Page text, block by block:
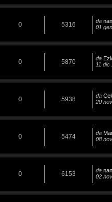
0 5316 da
01
0 5870 da
11 dic
0 5938 da
20
0 5474 da
08
0 6153 da
02